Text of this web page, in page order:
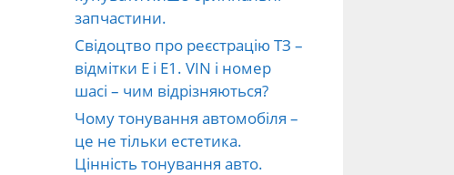
запчастини.
Свідоцтво про реєстрацію ТЗ –
відмітки E і E1. VIN і номер
шасі – чим відрізняються?
Чому тонування автомобіля –
це не тільки естетика.
Цінність тонування авто.